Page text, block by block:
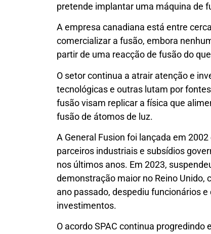
pretende implantar uma máquina de
A empresa canadiana está entre
comercializar a fusão, embora
partir de uma reacção de fusão do
O setor continua a atrair atenção e
tecnológicas e outras lutam por
fusão visam replicar a física que
fusão de átomos de luz.
A General Fusion foi lançada em
parceiros industriais e subsídios
nos últimos anos. Em 2023,
demonstração maior no Reino Unido,
ano passado, despediu funcionários
investimentos.
O acordo SPAC continua